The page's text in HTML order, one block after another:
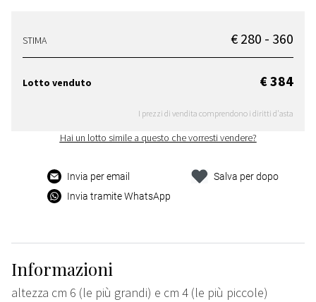
STIMA € 280 - 360
Lotto venduto € 384
I prezzi di vendita comprendono i diritti d'asta
Hai un lotto simile a questo che vorresti vendere?
Invia per email
Invia tramite WhatsApp
Salva per dopo
Informazioni
altezza cm 6 (le più grandi) e cm 4 (le più piccole)